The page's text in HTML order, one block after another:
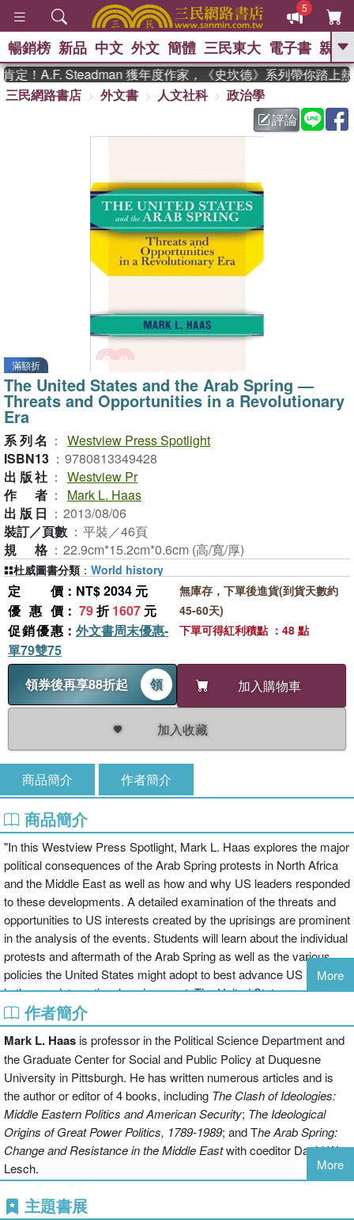
5
GO
熱搜： 東野圭吾 、 高希均教授回憶錄
父親節 、 如果歷
暑期推薦 、 國際布克
偉大的迷走神經
暢銷榜 新品 中文 外文 簡體 三民東大 電子書 親子
！A.F. Steadman 獲年度作家，《史坎德》系列帶你踏上熱
三民網路書店
外文書 人文社科
政治學
評論
滿額折
The United States and the Arab Spring ―
Threats and Opportunities in a Revolutionary
Era
系列名 ： Westview Press Spotlight
ISBN13 ： 9780813349428
出版社 ： Westview Pr
作者 ：
Mark L. Haas
出版日 ： 2013/08/06
裝訂／頁數 ： 平裝／46頁
規格 ： 22.9cm*15.2cm*0.6cm (高/寬/厚)
定價 ：NT$ 2034 元
優惠價 ： 79折1607 元
促銷優惠 ： 外文書周末優惠-
單79雙75
領券後再享88折起
領 加入購物車
加入收藏
無庫存，下單後進貨(到貨天數約
45-60天)
下單可得紅利積點 ：48 點
杜威圖書分類 ： World history
商品簡介 作者簡介
商品簡介
"In this Westview Press Spotlight, Mark L. Haas explores the major
political consequences of the Arab Spring protests in North Africa
and the Middle East as well as how and why US leaders responded
to these developments. A detailed examination of the threats and
opportunities to US interests created by the uprisings are prominent
in the analysis of the events. Students will learn about the individual
protests and aftermath of the Arab Spring as well as the various
policies the United States might adopt to best advance US security
in the new international environment. The United States and the
Arab Spring is an extracted chapter from the 2013 Updated Edition
of The Middle East and the United States, Fifth Edition (ISBN 978-
0-8133-4914-5), edited by regional experts David W. Lesch and
Mark L. Haas. In the full-length edition of the text, scholars and
diplomats from the Middle East, Europe, and North America
provide an objective, cross-cultural assessment of U.S. policy
toward the Middle East and Middle Eastern political history from the
First World War through the present"--
More
作者簡介
Mark L. Haasis professor in the Political Science Department and
the Graduate Center for Social and Public Policy at Duquesne
University in Pittsburgh. He has written numerous articles and is
the author or editor of 4 books, including The Clash of Ideologies:
Middle Eastern Politics and American Security; The Ideological
Origins of Great Power Politics, 1789-1989; and The Arab Spring:
Change and Resistance in the Middle Eastwith coeditor David W.
Lesch.
More
主題書展